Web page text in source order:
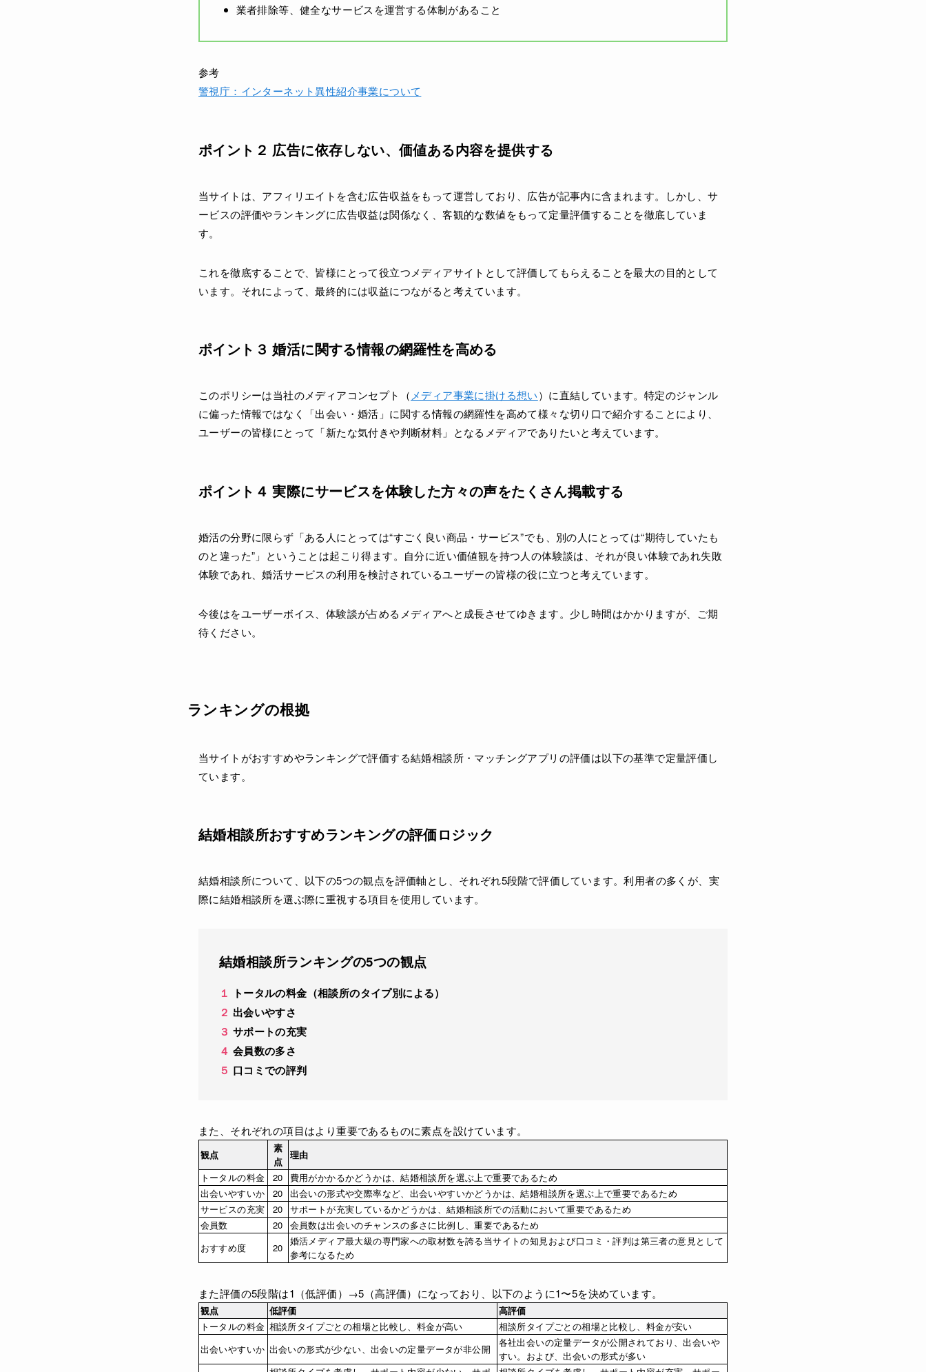
業者排除等、健全なサービスを運営する体制があること
参考
警視庁：インターネット異性紹介事業について
ポイント２ 広告に依存しない、価値ある内容を提供する
当サイトは、アフィリエイトを含む広告収益をもって運営しており、広告が記事内に含まれます。しかし、サ
ービスの評価やランキングに広告収益は関係なく、客観的な数値をもって定量評価することを徹底していま
す。
これを徹底することで、皆様にとって役立つメディアサイトとして評価してもらえることを最大の目的として
います。それによって、最終的には収益につながると考えています。
ポイント３ 婚活に関する情報の網羅性を高める
このポリシーは当社のメディアコンセプト（ メディア事業に掛ける想い）に直結しています。特定のジャンル
に偏った情報ではなく「出会い・婚活」に関する情報の網羅性を高めて様々な切り口で紹介することにより、
ユーザーの皆様にとって「新たな気付きや判断材料」となるメディアでありたいと考えています。
ポイント４ 実際にサービスを体験した方々の声をたくさん掲載する
婚活の分野に限らず「ある人にとっては“すごく良い商品・サービス”でも、別の人にとっては“期待していたも
のと違った”」ということは起こり得ます。自分に近い価値観を持つ人の体験談は、それが良い体験であれ失敗
体験であれ、婚活サービスの利用を検討されているユーザーの皆様の役に立つと考えています。
今後はをユーザーボイス、体験談が占めるメディアへと成長させてゆきます。少し時間はかかりますが、ご期
待ください。
ランキングの根拠
当サイトがおすすめやランキングで評価する結婚相談所・マッチングアプリの評価は以下の基準で定量評価し
ています。
結婚相談所おすすめランキングの評価ロジック
結婚相談所について、以下の5つの観点を評価軸とし、それぞれ5段階で評価しています。利用者の多くが、実
際に結婚相談所を選ぶ際に重視する項目を使用しています。
結婚相談所ランキングの5つの観点
１ トータルの料金（相談所のタイプ別による）
２ 出会いやすさ
３ サポートの充実
４ 会員数の多さ
５ 口コミでの評判
また、それぞれの項目はより重要であるものに素点を設けています。
観点
素
点
理由
トータルの料金
20 費用がかかるかどうかは、結婚相談所を選ぶ上で重要であるため
出会いやすいか
20 出会いの形式や交際率など、出会いやすいかどうかは、結婚相談所を選ぶ上で重要であるため
サービスの充実
20 サポートが充実しているかどうかは、結婚相談所での活動において重要であるため
会員数
20 会員数は出会いのチャンスの多さに比例し、重要であるため
おすすめ度
20
婚活メディア最大級の専門家への取材数を誇る当サイトの知見および口コミ・評判は第三者の意見として
参考になるため
また評価の5段階は1（低評価）→5（高評価）になっており、以下のように1〜5を決めています。
観点 低評価
高評価
トータルの料金 相談所タイプごとの相場と比較し、料金が高い
相談所タイプごとの相場と比較し、料金が安い
出会いやすいか 出会いの形式が少ない、出会いの定量データが非公開
各社出会いの定量データが公開されており、出会いや
すい。および、出会いの形式が多い